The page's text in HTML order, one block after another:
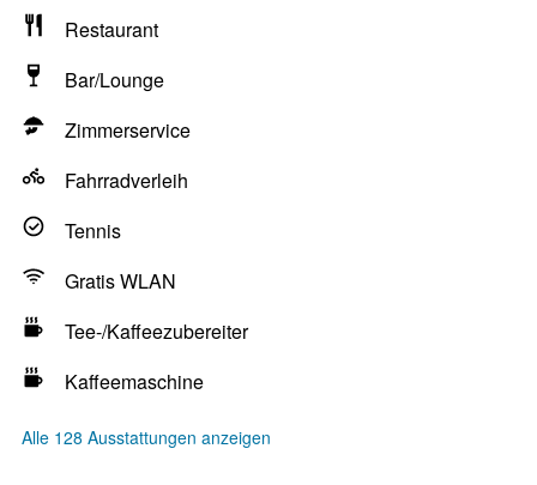
Restaurant
Bar/Lounge
Zimmerservice
Fahrradverleih
Tennis
Gratis WLAN
Tee-/Kaffeezubereiter
Kaffeemaschine
Alle 128 Ausstattungen anzeigen